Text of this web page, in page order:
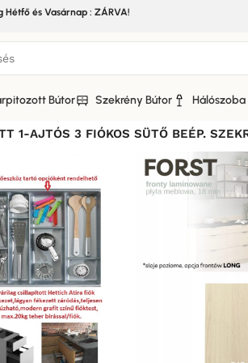
Hétfő és Vasárnap : ZÁRVA!
Bútor Szekrény Bútor Hálószoba
1-AJTÓS 3 FIÓKOS SÜTŐ BEÉP.